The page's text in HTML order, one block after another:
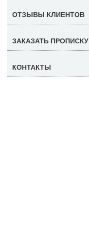
ОТЗЫВЫ КЛИЕНТОВ
ЗАКАЗАТЬ ПРОПИСКУ
КОНТАКТЫ